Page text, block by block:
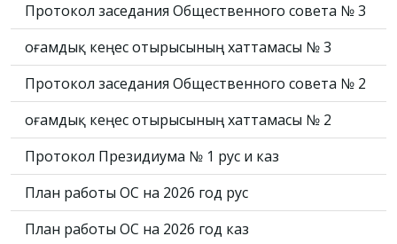
Протокол заседания Общественного совета № 3
Қоғамдық кеңес отырысының хаттамасы № 3
Протокол заседания Общественного совета № 2
Қоғамдық кеңес отырысының хаттамасы № 2
Протокол Президиума № 1 рус и каз
План работы ОС на 2026 год рус
План работы ОС на 2026 год каз